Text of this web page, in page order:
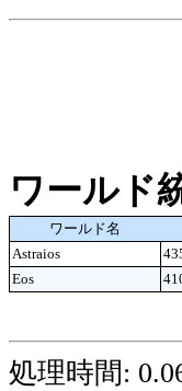
ワールド
ワールド名
Astraios
Eos
処理時間: